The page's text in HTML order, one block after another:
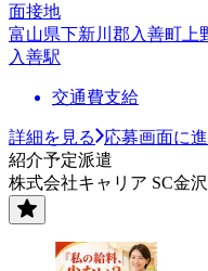
面接地
富山県下新川郡入善町上
入善駅
交通費支給
詳細を見る
応募画面に
紹介予定派遣
株式会社キャリア SC金